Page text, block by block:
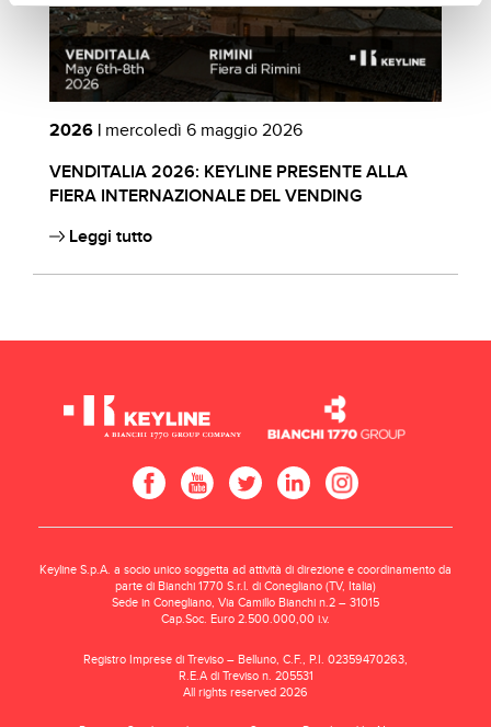
2026 | mercoledì 6 maggio 2026
VENDITALIA 2026: KEYLINE PRESENTE ALLA
FIERA INTERNAZIONALE DEL VENDING
Leggi tutto
Keyline S.p.A. a socio unico soggetta ad attività di direzione e coordinamento da
parte di Bianchi 1770 S.r.l. di Conegliano (TV, Italia)
Sede in Conegliano, Via Camillo Bianchi n.2 – 31015
Cap.Soc. Euro 2.500.000,00 i.v.
Registro Imprese di Treviso – Belluno, C.F., P.I. 02359470263,
R.E.A di Treviso n. 205531
All rights reserved 2026